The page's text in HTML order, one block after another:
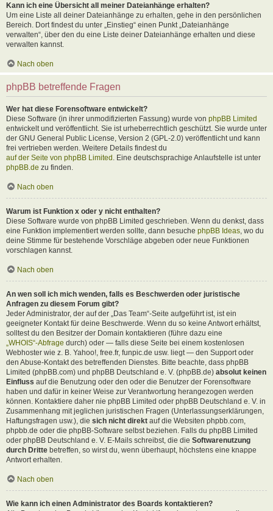
Kann ich eine Übersicht all meiner Dateianhänge erhalten?
Um eine Liste all deiner Dateianhänge zu erhalten, gehe in den persönlichen
Bereich. Dort findest du unter „Einstieg“ einen Punkt „Dateianhänge
verwalten“, über den du eine Liste deiner Dateianhänge erhalten und diese
verwalten kannst.
Nach oben
phpBB betreffende Fragen
Wer hat diese Forensoftware entwickelt?
Diese Software (in ihrer unmodifizierten Fassung) wurde von phpBB Limited
entwickelt und veröffentlicht. Sie ist urheberrechtlich geschützt. Sie wurde unter
der GNU General Public License, Version 2 (GPL-2.0) veröffentlicht und kann
frei vertrieben werden. Weitere Details findest du
auf der Seite von phpBB Limited . Eine deutschsprachige Anlaufstelle ist unter
phpBB.de zu finden.
Nach oben
Warum ist Funktion x oder y nicht enthalten?
Diese Software wurde von phpBB Limited geschrieben. Wenn du denkst, dass
eine Funktion implementiert werden sollte, dann besuche phpBB Ideas , wo du
deine Stimme für bestehende Vorschläge abgeben oder neue Funktionen
vorschlagen kannst.
Nach oben
An wen soll ich mich wenden, falls es Beschwerden oder juristische
Anfragen zu diesem Forum gibt?
Jeder Administrator, der auf der „Das Team“-Seite aufgeführt ist, ist ein
geeigneter Kontakt für deine Beschwerde. Wenn du so keine Antwort erhältst,
solltest du den Besitzer der Domain kontaktieren (führe dazu eine
„WHOIS“-Abfrage durch) oder — falls diese Seite bei einem kostenlosen
Webhoster wie z. B. Yahoo!, free.fr, funpic.de usw. liegt — den Support oder
den Abuse-Kontakt des betreffenden Dienstes. Bitte beachte, dass phpBB
Limited (phpBB.com) und phpBB Deutschland e. V. (phpBB.de) absolut keinen
Einfluss auf die Benutzung oder den oder die Benutzer der Forensoftware
haben und dafür in keiner Weise zur Verantwortung herangezogen werden
können. Kontaktiere daher nie phpBB Limited oder phpBB Deutschland e. V. in
Zusammenhang mit jeglichen juristischen Fragen (Unterlassungserklärungen,
Haftungsfragen usw.), die sich nicht direkt auf die Websiten phpbb.com,
phpbb.de oder die phpBB-Software selbst beziehen. Falls du phpBB Limited
oder phpBB Deutschland e. V. E-Mails schreibst, die die Softwarenutzung
durch Dritte betreffen, so wirst du, wenn überhaupt, höchstens eine knappe
Antwort erhalten.
Nach oben
Wie kann ich einen Administrator des Boards kontaktieren?